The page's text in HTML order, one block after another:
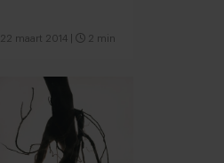
22 maart 2014 2 min